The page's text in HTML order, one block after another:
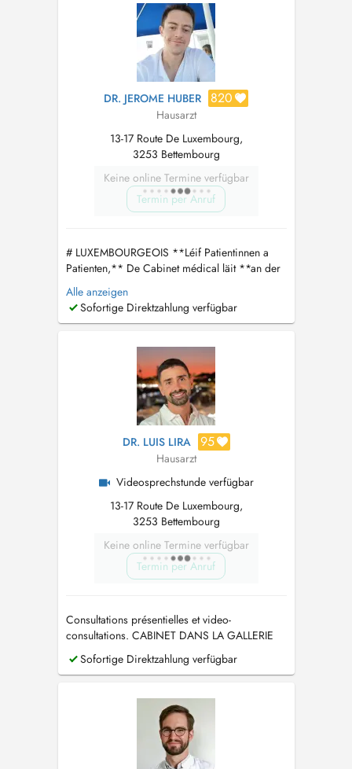
559 1 Fax: 288 559 33 e-mail: info@c...
DR. JEROME HUBER 820
Hausarzt
13-17 Route De Luxembourg,
3253 Bettembourg
Keine online Termine verfügbar
Termin per Anruf
# LUXEMBOURGEOIS **Léif Patientinnen a
Patienten,** De Cabinet médical läit **an der
Galerie vum Gebai, nom Optiker an der
Autosschoul**. Fir mir ze hëllefen Iech nach
besser medezinesch ze betreien, aktivéiert
(DSP)** op: https://www.esante.lu/ Wa...
Alle anzeigen
Sofortige Direktzahlung verfügbar
DR. LUIS LIRA 95
Hausarzt
Videosprechstunde verfügbar
13-17 Route De Luxembourg,
3253 Bettembourg
Keine online Termine verfügbar
Termin per Anruf
Consultations présentielles et video-
consultations. CABINET DANS LA GALLERIE
Sofortige Direktzahlung verfügbar